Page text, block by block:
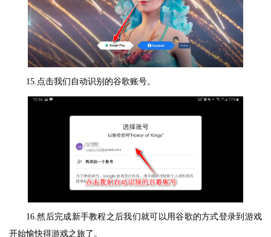
15.点击我们自动识别的谷歌账号。
16.然后完成新手教程之后我们就可以用谷歌的方式登录到游戏
开始愉快得游戏之旅了。